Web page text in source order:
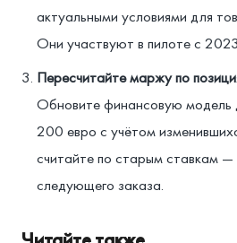
актуальными условиями для
Они участвуют в пилоте с
Пересчитайте маржу по
Обновите финансовую модель
200 евро с учётом
считайте по старым ставкам —
следующего заказа.